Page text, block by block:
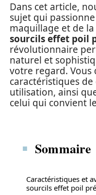
Dans cet article,
sujet qui
maquillage et de
sourcils effet poil
révolutionnaire
naturel et
votre regard. Vous
caractéristiques
utilisation, ainsi
celui qui convient
Sommaire
Caractéristiques et
sourcils effet poil